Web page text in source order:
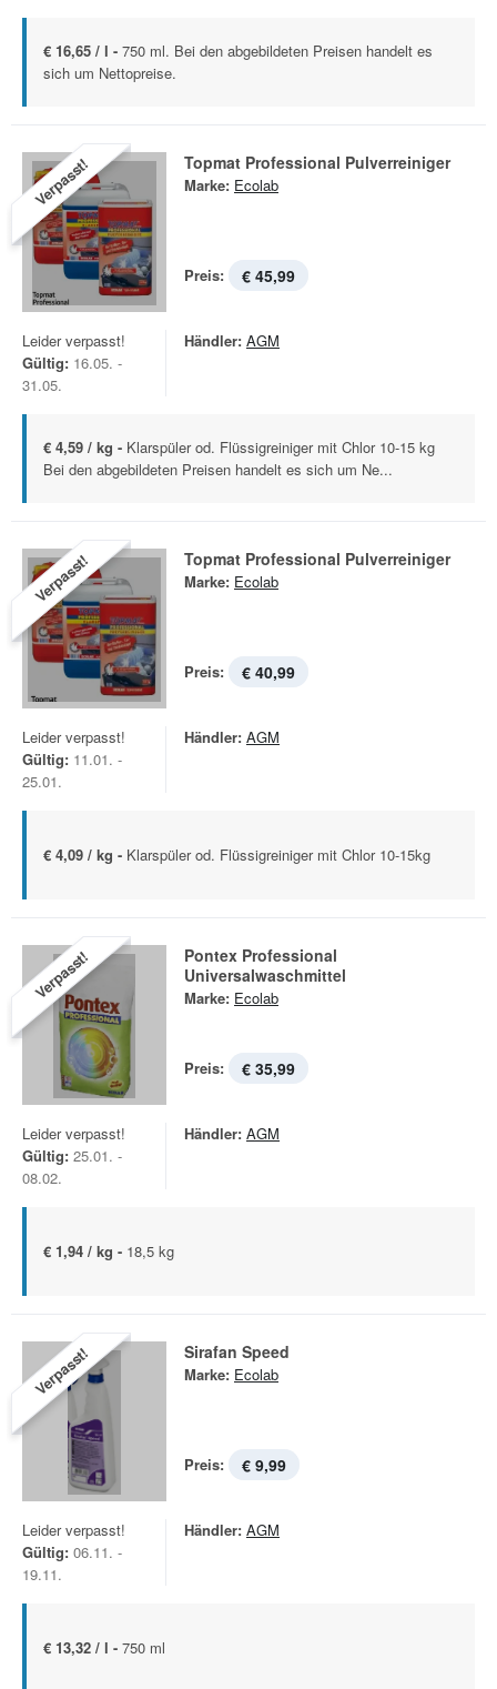
€ 16,65 / l - 750 ml. Bei den abgebildeten Preisen handelt es
sich um Nettopreise.
Verpasst! Topmat Professional Pulverreiniger
Marke: Ecolab
Preis: € 45,99
Leider verpasst!
Gültig: 16.05. -
31.05.
Händler: AGM
€ 4,59 / kg - Klarspüler od. Flüssigreiniger mit Chlor 10-15 kg
Bei den abgebildeten Preisen handelt es sich um Ne...
Verpasst! Topmat Professional Pulverreiniger
Marke: Ecolab
Preis: € 40,99
Leider verpasst!
Gültig: 11.01. -
25.01.
Händler: AGM
€ 4,09 / kg - Klarspüler od. Flüssigreiniger mit Chlor 10-15kg
Verpasst!
Pontex Professional
Universalwaschmittel
Marke: Ecolab
Preis: € 35,99
Leider verpasst!
Gültig: 25.01. -
08.02.
Händler: AGM
€ 1,94 / kg - 18,5 kg
Verpasst! Sirafan Speed
Marke: Ecolab
Preis: € 9,99
Leider verpasst!
Gültig: 06.11. -
19.11.
Händler: AGM
€ 13,32 / l - 750 ml